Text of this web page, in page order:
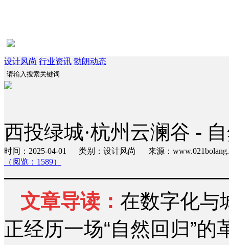
设计风尚 行业资讯 勃朗动态
西投绿城·杭州云澜谷 -
时间：2025-04-01 类别：设计风尚 来源：
（阅览：1589）
文章导读： 在数字化与
正经历一场“自然回归”